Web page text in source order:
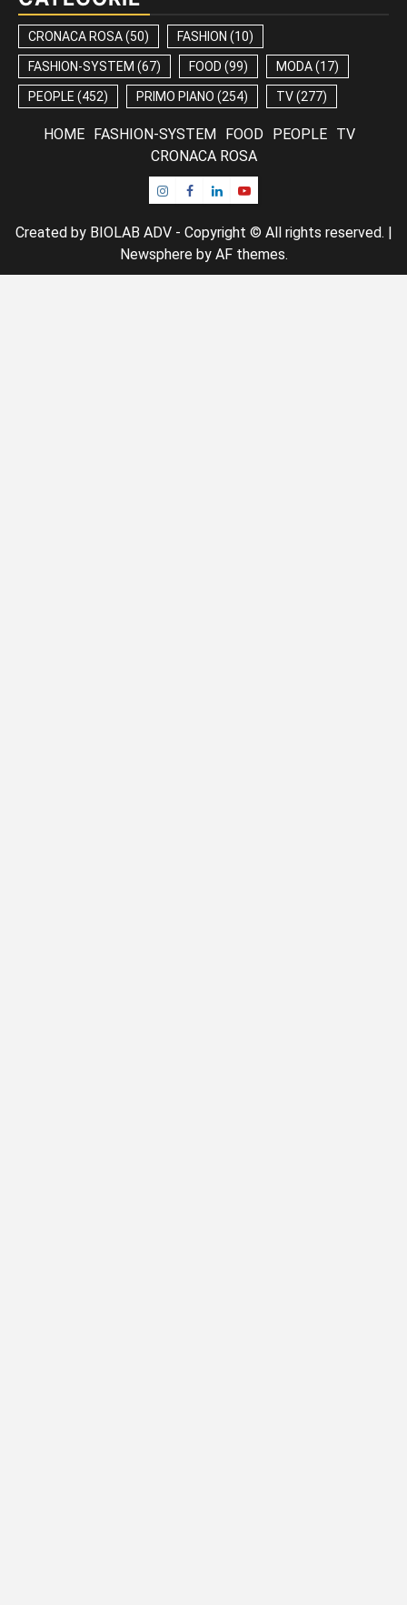
CRONACA ROSA(50) FASHION (10)
FASHION-SYSTEM (67) FOOD (99) MODA(17)
PEOPLE (452) PRIMO PIANO (254) TV(277)
HOME FASHION-SYSTEM FOOD PEOPLE
TV
CRONACA ROSA
Instagram
Facebook
LinkedinYoutube
Created by BIOLAB ADV - Copyright © All rights reserved. |
Newsphereby AF themes.